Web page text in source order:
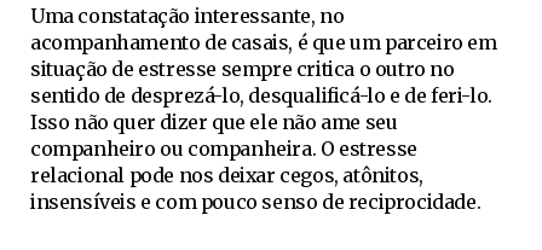
Uma constatação interessante, no
acompanhamento de casais, é que um parceiro em
situação de estresse sempre critica o outro no
sentido de desprezá-lo, desqualificá-lo e de feri-lo.
Isso não quer dizer que ele não ame seu
companheiro ou companheira. O estresse
relacional pode nos deixar cegos, atônitos,
insensíveis e com pouco senso de reciprocidade.